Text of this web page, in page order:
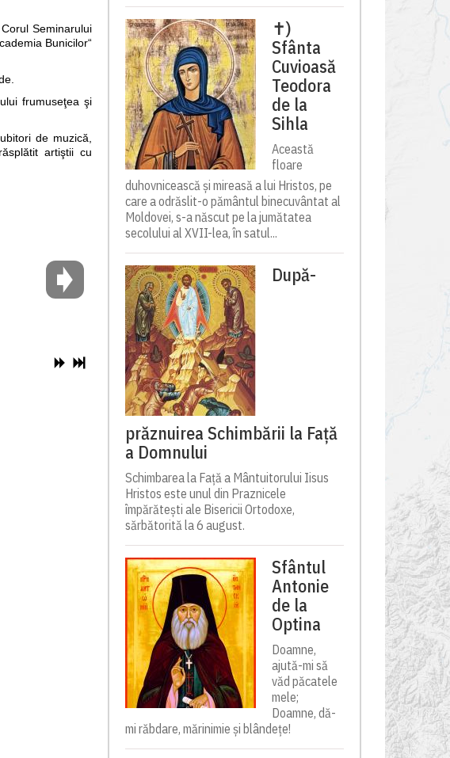
Seminarului
Bunicilor“
frumuseţea şi
de muzică,
artiştii cu
✝)
Sfânta
Cuvioasă
Teodora
de la
Sihla
Această
floare
duhovnicească și mireasă a lui Hristos, pe
care a odrăslit-o pământul binecuvântat al
Moldovei, s-a născut pe la jumătatea
secolului al XVII-lea, în satul...
După-
prăznuirea Schimbării la Față
a Domnului
Schimbarea la Față a Mântuitorului Iisus
Hristos este unul din Praznicele
împărătești ale Bisericii Ortodoxe,
sărbătorită la 6 august.
Sfântul
Antonie
de la
Optina
Doamne,
ajută-mi să
văd păcatele
mele;
Doamne, dă-
mi răbdare, mărinimie şi blândeţe!